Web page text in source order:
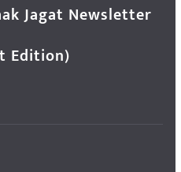
Jagat Newsletter
Edition)